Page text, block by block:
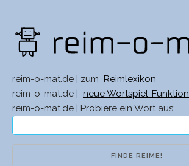
reim-o-mat.de | zum
Reimlexikon
reim-o-mat.de |
neue Wortspiel-Funktion
reim-o-mat.de | Probiere ein Wort aus: